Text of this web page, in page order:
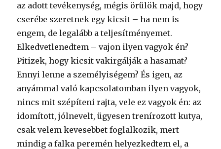
az adott tevékenység, mégis örülök majd, hogy
cserébe szeretnek egy kicsit – ha nem is
engem, de legalább a teljesítményemet.
Elkedvetlenedtem – vajon ilyen vagyok én?
Pitizek, hogy kicsit vakirgálják a hasamat?
Ennyi lenne a személyiségem? És igen, az
anyámmal való kapcsolatomban ilyen vagyok,
nincs mit szépíteni rajta, vele ez vagyok én: az
idomított, jólnevelt, ügyesen trenírozott kutya,
csak velem kevesebbet foglalkozik, mert
mindig a falka peremén helyezkedtem el, a